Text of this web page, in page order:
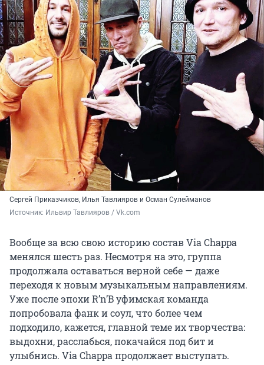
Сергей Приказчиков, Илья Тавлияров и Осман Сулейманов
Источник: Ильвир Тавлияров / Vk.com
Вообще за всю свою историю состав Via Chappa
менялся шесть раз. Несмотря на это, группа
продолжала оставаться верной себе — даже
переходя к новым музыкальным направлениям.
Уже после эпохи R’n’B уфимская команда
попробовала фанк и соул, что более чем
подходило, кажется, главной теме их творчества:
выдохни, расслабься, покачайся под бит и
улыбнись. Via Chappa продолжает выступать.